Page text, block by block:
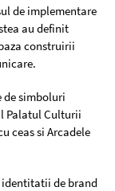
de implementare
au definit
construirii
de simboluri
Palatul Culturii
ceas si Arcadele
de brand